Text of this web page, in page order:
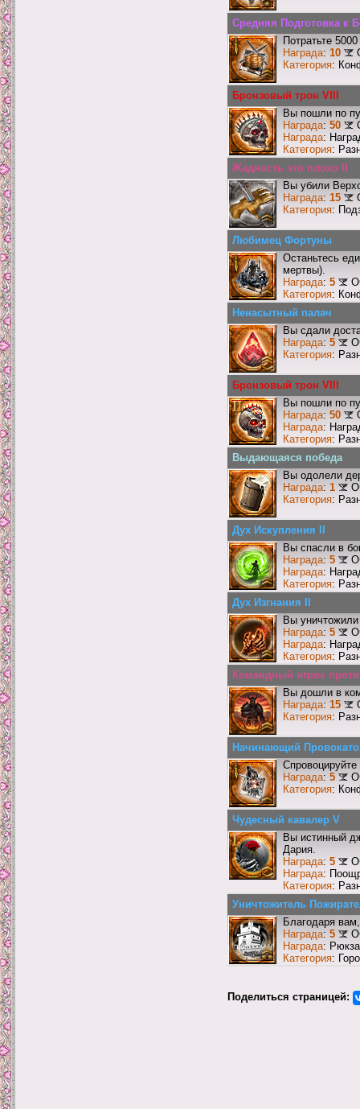
Средняя Подготовка к
Потратьте
Награда: 10
Категория:
Бронзовый трон VIII
Вы пошли по
Награда: 50
Награда:
Категория:
Жадность это плохо II
Вы убили
Награда: 15
Категория:
Любимец Фортуны
Останьтесь
мертвы).
Награда: 5
Категория:
Ненасытный палач
Вы сдали
Награда: 5
Категория:
Бронзовый трон VIII
Вы пошли по
Награда: 50
Награда:
Категория:
Выдающаяся победа
Вы одолели
Награда: 1
Категория:
Дух Искупления II
Вы спасли в
Награда: 5
Награда:
Категория:
Дух Изгнания II
Вы
Награда: 5
Награда:
Категория:
Командный игрок
Вы дошли в
Награда: 15
Категория:
Начинающий
Награда: 5
Категория:
Чудесный кавалер V
Вы истинный
Дария.
Награда: 5
Награда:
Категория:
Уничтожитель
Благодаря
Награда: 5
Награда:
Категория:
Поделиться страницей: